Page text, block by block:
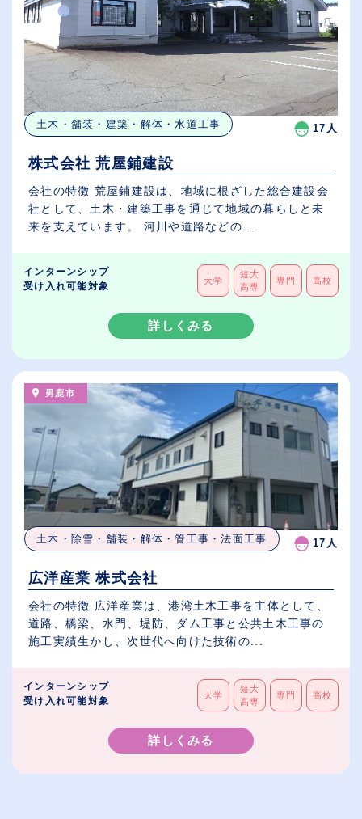
土木・舗装・建築・解体・水道工事 17人
株式会社 荒屋鋪建設
会社の特徴 荒屋鋪建設は、地域に根ざした総合建設会
社として、土木・建築工事を通じて地域の暮らしと未
来を支えています。 河川や道路などの...
インターンシップ
受け入れ可能対象
大学
短大
高専
専門 高校
詳しくみる
男鹿市
土木・除雪・舗装・解体・管工事・法面工事 17人
広洋産業 株式会社
会社の特徴 広洋産業は、港湾土木工事を主体として、
道路、橋梁、水門、堤防、ダム工事と公共土木工事の
施工実績生かし、次世代へ向けた技術の...
インターンシップ
受け入れ可能対象
大学
短大
高専
専門 高校
詳しくみる